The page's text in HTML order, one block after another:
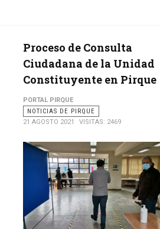
Proceso de Consulta
Ciudadana de la Unidad
Constituyente en Pirque
PORTAL PIRQUE
NOTICIAS DE PIRQUE
21 AGOSTO 2021
VISITAS: 2469